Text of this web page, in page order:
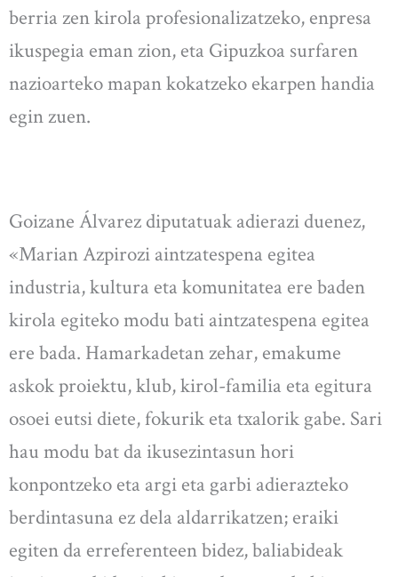
berria zen kirola profesionalizatzeko, enpresa
ikuspegia eman zion, eta Gipuzkoa surfaren
nazioarteko mapan kokatzeko ekarpen handia
egin zuen.
Goizane Álvarez diputatuak adierazi duenez,
«Marian Azpirozi aintzatespena egitea
industria, kultura eta komunitatea ere baden
kirola egiteko modu bati aintzatespena egitea
ere bada. Hamarkadetan zehar, emakume
askok proiektu, klub, kirol-familia eta egitura
osoei eutsi diete, fokurik eta txalorik gabe. Sari
hau modu bat da ikusezintasun hori
konpontzeko eta argi eta garbi adierazteko
berdintasuna ez dela aldarrikatzen; eraiki
egiten da erreferenteen bidez, baliabideak